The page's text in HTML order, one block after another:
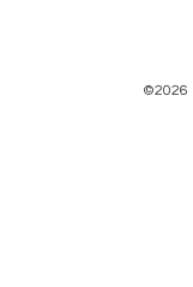
©2026